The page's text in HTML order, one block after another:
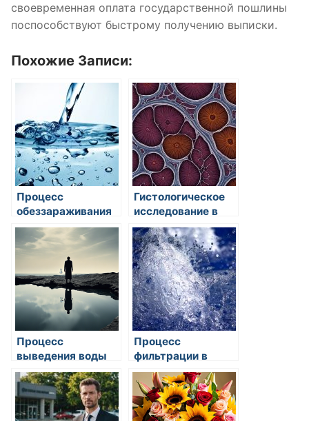
своевременная оплата государственной пошлины
поспособствуют быстрому получению выписки.
Похожие Записи:
Процесс
обеззараживания
воды: особенности
и методы
Гистологическое
исследование в
Казани: цена и
качество услуг
Процесс
выведения воды
из организма
Процесс
фильтрации в
системах очистки
воды: основные
методы и
преимущества